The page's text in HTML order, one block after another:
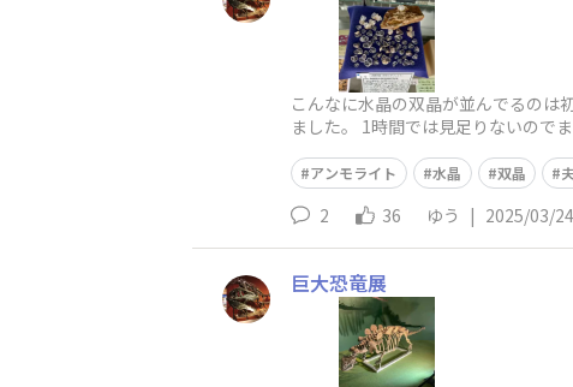
こんなに水晶の双晶が並んでるのは
ました。 1時間では見足りないので
アンモライト 水晶 双晶
2 36 ゆう | 2025/03/24
巨大恐竜展